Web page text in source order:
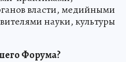
власти, медийными
науки, культуры
Форума?